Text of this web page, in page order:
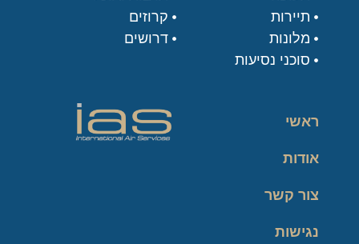
תיירות
מלונות
סוכני נסיעות
קרוזים
דרושים
ראשי
אודות
צור קשר
נגישות